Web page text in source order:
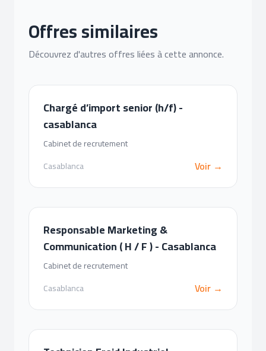
Offres similaires
Découvrez d'autres offres liées à cette annonce.
Chargé d’import senior (h/f) -
casablanca
Cabinet de recrutement
Casablanca
Voir →
Responsable Marketing &
Communication ( H / F ) - Casablanca
Cabinet de recrutement
Casablanca
Voir →